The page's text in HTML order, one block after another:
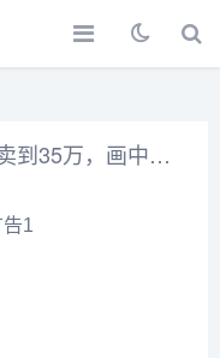
80后艺术家李华琪的人体油画卖到35万，画中少女可真美